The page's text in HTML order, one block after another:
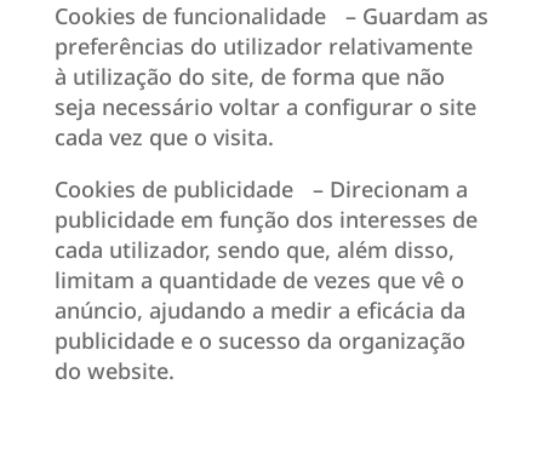
Cookies de funcionalidade – Guardam as
preferências do utilizador relativamente
à utilização do site, de forma que não
seja necessário voltar a configurar o site
cada vez que o visita.
Cookies de publicidade – Direcionam a
publicidade em função dos interesses de
cada utilizador, sendo que, além disso,
limitam a quantidade de vezes que vê o
anúncio, ajudando a medir a eficácia da
publicidade e o sucesso da organização
do website.